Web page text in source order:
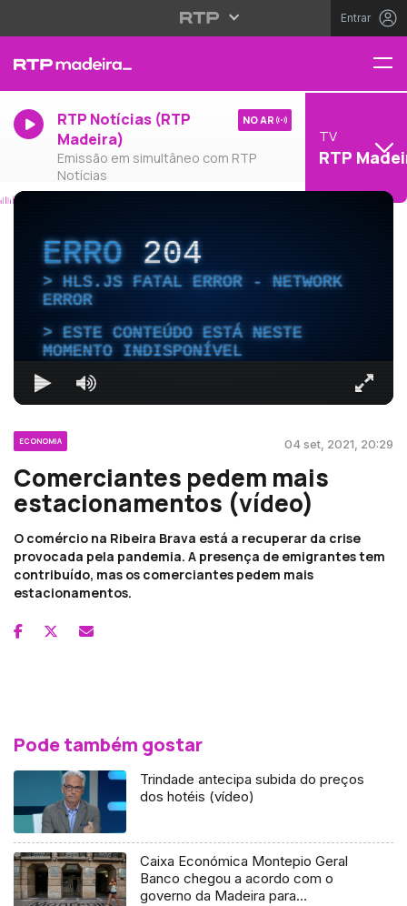
Entrar
RTP Notícias (RTP
Madeira)
Emissão em simultâneo com RTP
Notícias
NO AR
TV
RTP
ERRO204
HLS.JS FATAL ERROR - NETWORK
ERROR
ESTE CONTEÚDO ESTÁ NESTE
MOMENTO INDISPONÍVEL
ECONOMIA 04 set, 2021, 20:29
Comerciantes pedem mais
estacionamentos (vídeo)
O comércio na Ribeira Brava está a recuperar da crise
provocada pela pandemia. A presença de emigrantes tem
contribuído, mas os comerciantes pedem mais
estacionamentos.
Pode também gostar
Trindade antecipa subida do preços
dos hotéis (vídeo)
Caixa Económica Montepio Geral
Banco chegou a acordo com o
governo da Madeira para